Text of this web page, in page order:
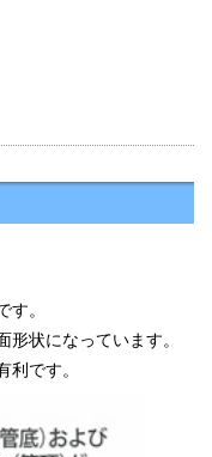
す。
形状になっています。
利です。